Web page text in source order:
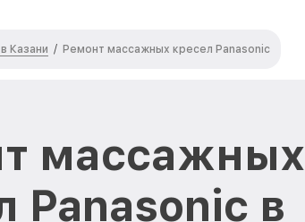
Казани / Ремонт массажных кресел Panasonic
массажных
Panasonic в